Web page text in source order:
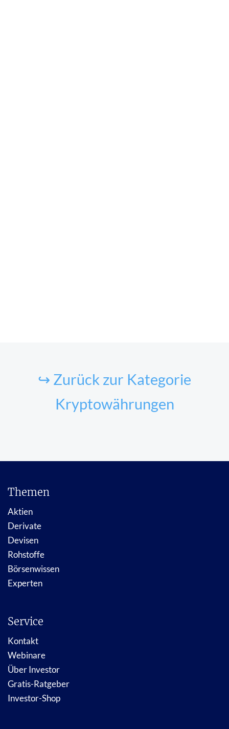
↪ Zurück zur Kategorie
Kryptowährungen
Themen
Aktien
Derivate
Devisen
Rohstoffe
Börsenwissen
Experten
Service
Kontakt
Webinare
Über Investor
Gratis-Ratgeber
Investor-Shop